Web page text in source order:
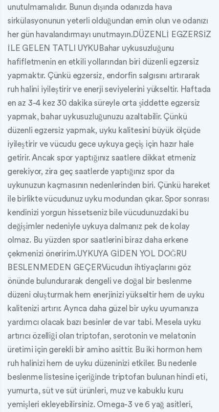
unutulmamalıdır. Bunun dışında odanızda hava
sirkülasyonunun yeterli olduğundan emin olun ve odanızı
her gün havalandırmayı unutmayın.DÜZENLİ EGZERSİZ
İLE GELEN TATLI UYKUBahar uykusuzluğunu
hafifletmenin en etkili yollarından biri düzenli egzersiz
yapmaktır. Çünkü egzersiz, endorfin salgısını artırarak
ruh halini iyileştirir ve enerji seviyelerini yükseltir. Haftada
en az 3-4 kez 30 dakika süreyle orta şiddette egzersiz
yapmak, bahar uykusuzluğunuzu azaltabilir. Çünkü
düzenli egzersiz yapmak, uyku kalitesini büyük ölçüde
iyileştirir ve vücudu gece uykuya geçiş için hazır hale
getirir. Ancak spor yaptığınız saatlere dikkat etmeniz
gerekiyor, zira geç saatlerde yaptığınız spor da
uykunuzun kaçmasının nedenlerinden biri. Çünkü hareket
ile birlikte vücudunuz uyku modundan çıkar. Spor sonrası
kendinizi yorgun hissetseniz bile vücudunuzdaki bu
değişimler nedeniyle uykuya dalmanız pek de kolay
olmaz. Bu yüzden spor saatlerini biraz daha erkene
çekmenizi öneririm.UYKUYA GİDEN YOL DOĞRU
BESLENMEDEN GEÇERVücudun ihtiyaçlarını göz
önünde bulundurarak dengeli ve doğal bir beslenme
düzeni oluşturmak hem enerjinizi yükseltir hem de uyku
kalitenizi artırır. Ayrıca daha güzel bir uyku uyumanıza
yardımcı olacak bazı besinler de var tabi. Mesela uyku
artırıcı özelliği olan triptofan, serotonin ve melatonin
üretimi için gerekli bir amino asittir. Bu iki hormon hem
ruh halinizi hem de uyku düzeninizi etkiler. Bu nedenle
beslenme listesine içeriğinde triptofan bulunan hindi eti,
yumurta, süt ve süt ürünleri, muz ve kabuklu kuru
yemişleri ekleyebilirsiniz. Omega-3 ve 6 yağ asitleri,